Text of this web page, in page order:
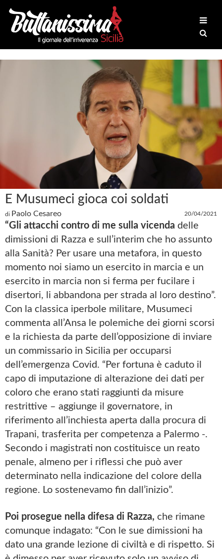
E Musumeci gioca coi soldati
di Paolo Cesareo 20/04/2021
“Gli attacchi contro di me sulla vicenda delle
dimissioni di Razza e sull’interim che ho assunto
alla Sanità? Per usare una metafora, in questo
momento noi siamo un esercito in marcia e un
esercito in marcia non si ferma per fucilare i
disertori, li abbandona per strada al loro destino”.
Con la classica iperbole militare, Musumeci
commenta all’Ansa le polemiche dei giorni scorsi
e la richiesta da parte dell’opposizione di inviare
un commissario in Sicilia per occuparsi
dell’emergenza Covid. “Per fortuna è caduto il
capo di imputazione di alterazione dei dati per
coloro che erano stati raggiunti da misure
restrittive – aggiunge il governatore, in
riferimento all’inchiesta aperta dalla procura di
Trapani, trasferita per competenza a Palermo -.
Secondo i magistrati non costituisce un reato
penale, almeno per i riflessi che può aver
determinato nella indicazione del colore della
regione. Lo sostenevamo fin dall’inizio”.
Poi prosegue nella difesa di Razza, che rimane
comunque indagato: “Con le sue dimissioni ha
dato una grande lezione di civiltà e di rispetto. Si